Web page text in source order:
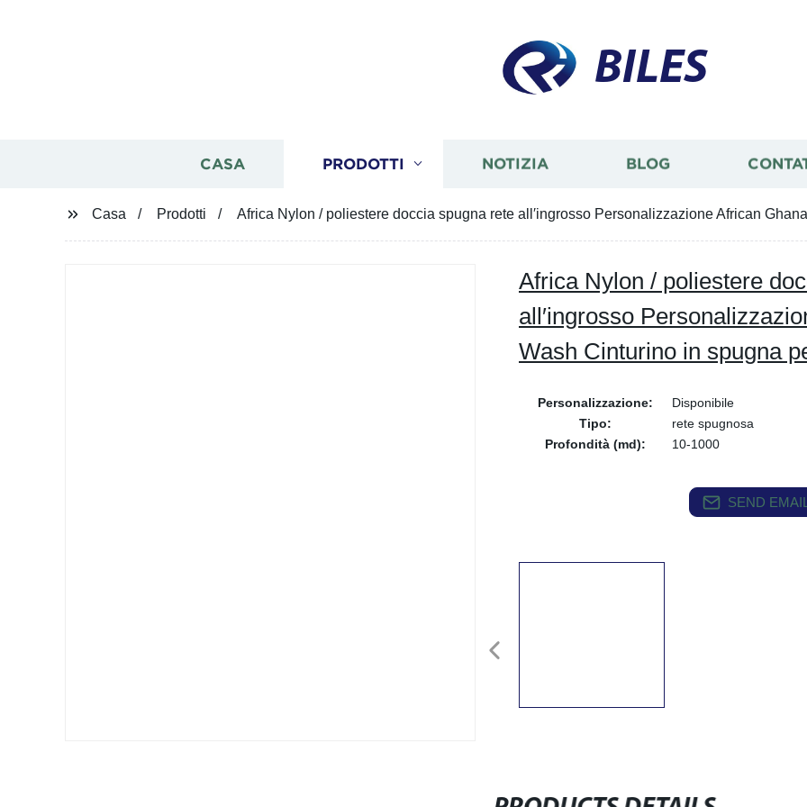
BILES
CASA PRODOTTI NOTIZIA BLOG
Casa Prodotti Africa Nylon / poliestere doccia spugna rete all′ingrosso Personalizzazione African
Africa Nylon / poliestere
all′ingrosso
Wash Cinturino in spugna
Personalizzazione:
Disponibile
Tipo:
rete spugnosa
Profondità (md):
10-1000
SEND